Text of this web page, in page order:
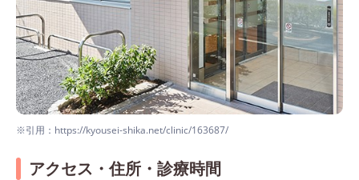
※引用：https://kyousei-shika.net/clinic/163687/
アクセス・住所・診療時間